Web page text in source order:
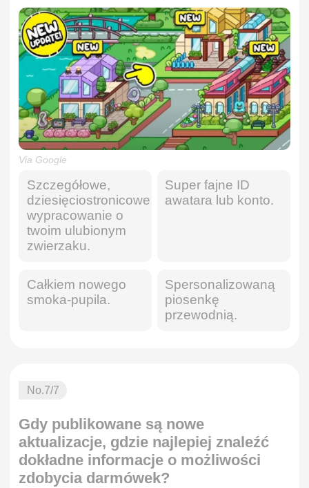
Via Google
Szczegółowe,
dziesięciostronicowe
wypracowanie o
twoim ulubionym
zwierzaku.
Super fajne ID
awatara lub konto.
Całkiem nowego
smoka-pupila.
Spersonalizowaną
piosenkę
przewodnią.
No.7/7
Gdy publikowane są nowe
aktualizacje, gdzie najlepiej znaleźć
dokładne informacje o możliwości
zdobycia darmówek?